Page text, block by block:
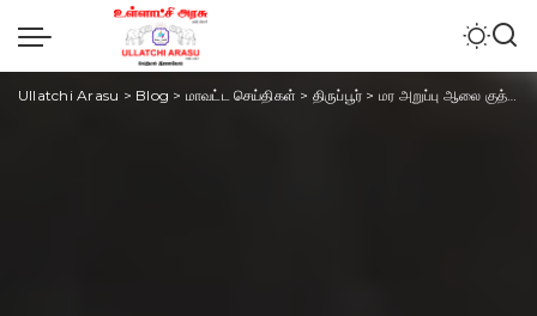
Ullatchi Arasu > Blog > மாவட்ட செய்திகள் > திருப்பூர் > மர அறுப்பு ஆலை குத்தகைதாரரை பெட்ரோல் ஊற்றி எரித்த பெண் காவல் நிலையத்தில் சரண்டர்